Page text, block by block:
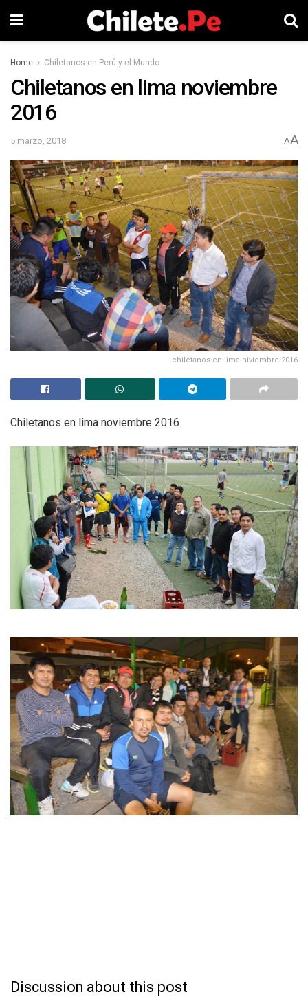
Home Chiletanos en Perú y el Mundo
Chiletanos en lima noviembre
2016
5 marzo, 2018 AA
chiletanos-en-lima-niviembre-2016
Chiletanos en lima noviembre 2016
Discussion about this post